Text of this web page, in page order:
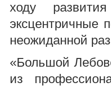
ходу
эксцентричные
неожиданной
«Большой
из